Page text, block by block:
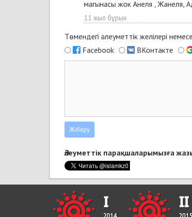
магынасы жок Анеля , Жанеля,
11 жыл бұрын
Төмендегі әлеуметтік желілері
Facebook
ВКонтакте
Әлеуметтік парақшаларымызға